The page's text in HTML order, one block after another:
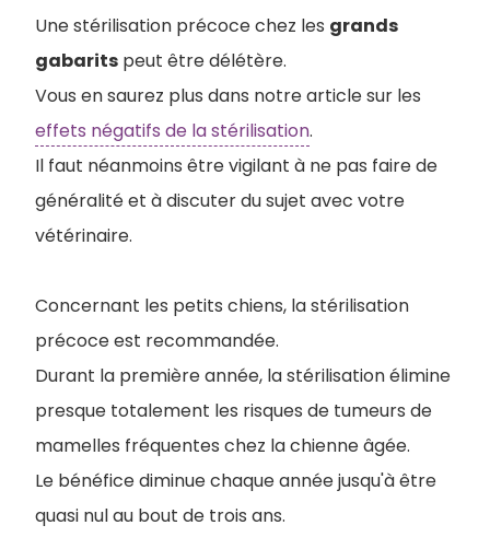
Une stérilisation précoce chez les grands
gabarits peut être délétère.
Vous en saurez plus dans notre article sur les
effets négatifs de la stérilisation.
Il faut néanmoins être vigilant à ne pas faire de
généralité et à discuter du sujet avec votre
vétérinaire.
Concernant les petits chiens, la stérilisation
précoce est recommandée.
Durant la première année, la stérilisation élimine
presque totalement les risques de tumeurs de
mamelles fréquentes chez la chienne âgée.
Le bénéfice diminue chaque année jusqu'à être
quasi nul au bout de trois ans.